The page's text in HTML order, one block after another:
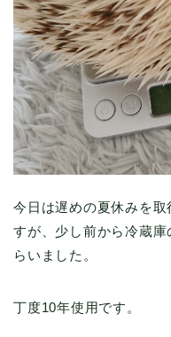
今日は遅めの夏休みを
すが、少し前から冷蔵
らいました。
丁度10年使用です。